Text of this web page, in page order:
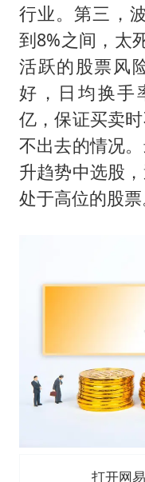
行业。第三，
到8%之间，太
活跃的股票风
好，日均换手
亿，保证买卖
不出去的情况
升趋势中选股
处于高位的股票
打开网